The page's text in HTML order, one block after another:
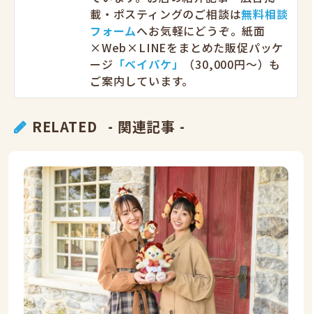
載・ポスティングのご相談は無料相談
フォームへお気軽にどうぞ。紙面
×Web×LINEをまとめた販促パッケ
ージ 「ベイパケ」
（30,000円〜）も
ご案内しています。
RELATED - 関連記事 -